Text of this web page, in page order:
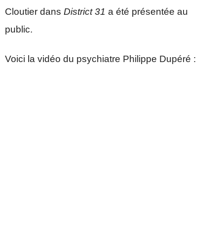
Cloutier dans District 31 a été présentée au
public.
Voici la vidéo du psychiatre Philippe Dupéré :